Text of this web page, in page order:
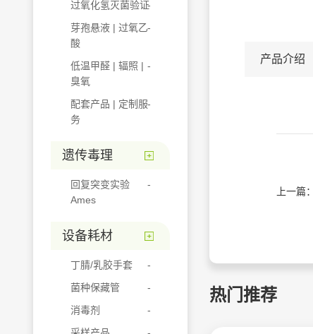
过氧化氢灭菌验证
芽孢悬液 | 过氧乙
酸
低温甲醛 | 辐照 |
臭氧
配套产品 | 定制服
务
遗传毒理
回复突变实验
Ames
设备耗材
丁腈/乳胶手套
菌种保藏管
消毒剂
产品介绍
上一篇：
热门推荐